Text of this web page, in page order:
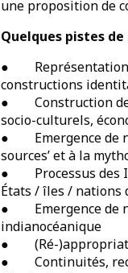
une proposition de
Quelques pistes
● Représentations
constructions
● Construction de
socio-culturels,
● Emergence de
sources’ et à la
● Processus des
États / îles / nations
● Emergence de
indianocéanique
● (Ré-
● Continuités,